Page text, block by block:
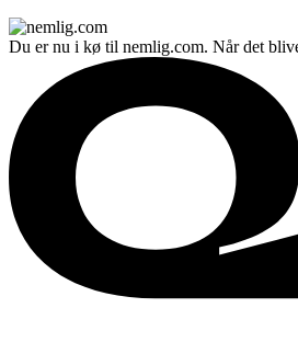
Du er nu i kø til nemlig.com. Når det